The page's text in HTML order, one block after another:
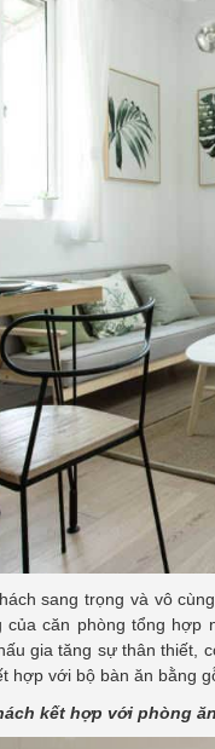
sang trọng và vô
căn phòng tổng
gia tăng sự thân thiết,
hợp với bộ bàn ăn bằng
kết hợp với phòng ăn